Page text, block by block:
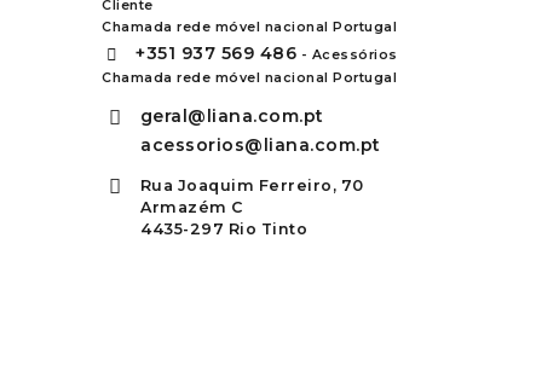
Cliente
Chamada rede móvel nacional Portugal
+351 937 569 486 - Acessórios
Chamada rede móvel nacional Portugal
geral@liana.com.pt
acessorios@liana.com.pt
Rua Joaquim Ferreiro, 70
Armazém C
4435-297 Rio Tinto